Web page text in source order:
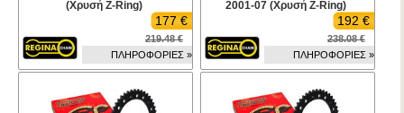
(Χρυσή Z-Ring)
177 €
219.48 €
ΠΛΗΡΟΦΟΡΙΕΣ »
2001-07 (Χρυσή Z-Ring)
192 €
238.08 €
ΠΛΗΡΟΦΟΡΙΕΣ »